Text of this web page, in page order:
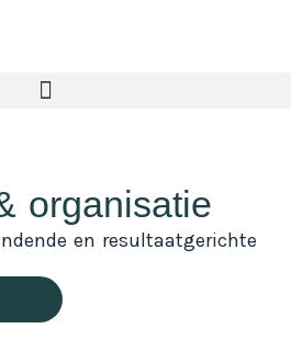
organisatie
en resultaatgerichte